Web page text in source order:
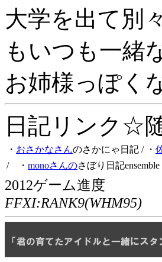
大学を出て別
もいつも一緒
お姉様っぽく
日記リンク☆
・ おさかなさんのさかにゃ日記 / ・
/ ・ monoさんのさぼり日記ensemble
2012ゲーム進度
FFXI:RANK9(WHM95)